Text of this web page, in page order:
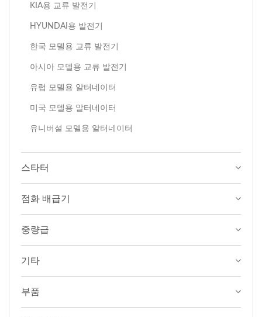
KIA용 교류 발전기
HYUNDAI용 발전기
한국 모델용 교류 발전기
아시아 모델용 교류 발전기
유럽 모델용 알터네이터
미국 모델용 알터네이터
유니버설 모델용 알터네이터
스타터
점화 배급기
중량급
기타
부품